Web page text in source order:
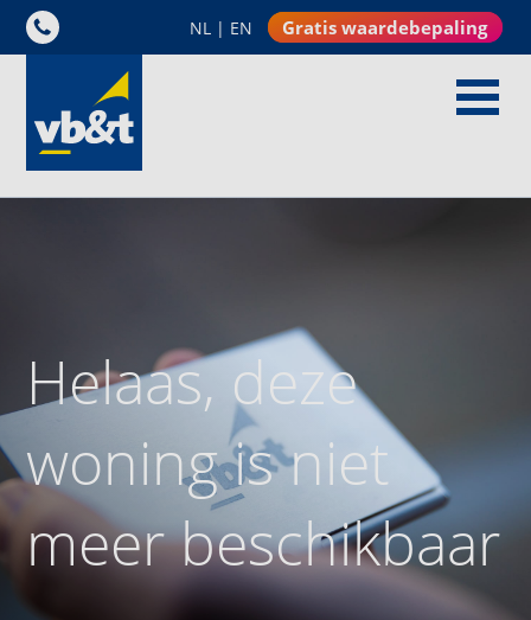
NL | EN Gratis waardebepaling
Helaas, deze
woning is niet
meer beschikbaar